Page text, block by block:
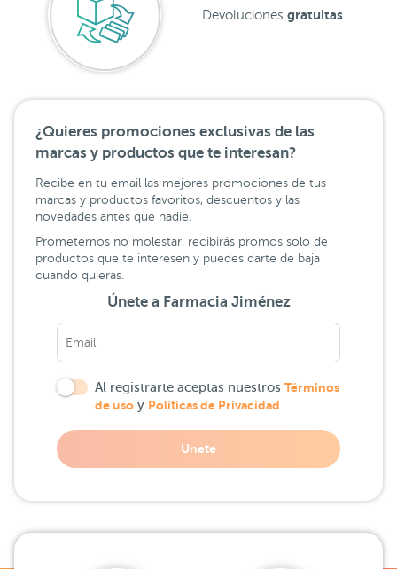
Devoluciones gratuitas
¿Quieres promociones exclusivas de las
marcas y productos que te interesan?
Recibe en tu email las mejores promociones de tus
marcas y productos favoritos, descuentos y las
novedades antes que nadie.
Prometemos no molestar, recibirás promos solo de
productos que te interesen y puedes darte de baja
cuando quieras.
Únete a Farmacia Jiménez
Al registrarte aceptas nuestros Términos
de uso y Políticas de Privacidad
Unete